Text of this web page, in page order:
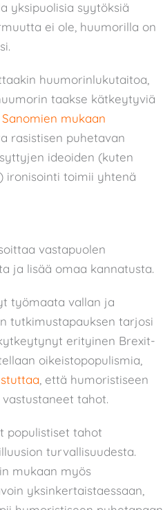
yksipuolisia syytöksiä
ei ole, huumorilla on
huumorinlukutaitoa,
taakse kätkeytyviä
mukaan
rasistisen puhetavan
ideoiden (kuten
ironisointi toimii yhtenä
vastapuolen
ja lisää omaa kannatusta.
työmaata vallan ja
tutkimustapauksen tarjosi
erityinen Brexit-
oikeistopopulismia,
, että humoristiseen
tahot.
populistiset tahot
turvallisuudesta.
mukaan myös
yksinkertaistaessaan,